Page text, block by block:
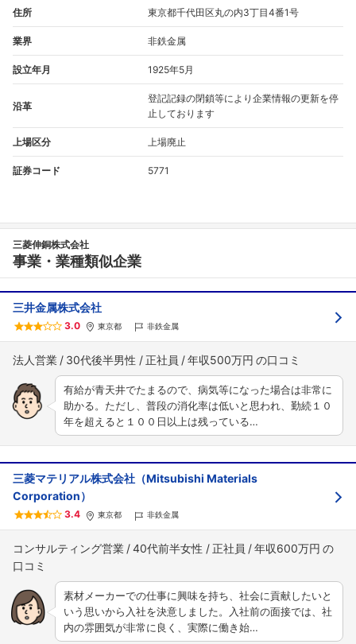
住所 東京都千代田区丸の内3丁目4番1号
業界 非鉄金属
設立年月 1925年5月
沿革
登記記録の閉鎖等により企業情報の更新を停
止しております
上場区分 上場廃止
証券コード 5771
三菱伸銅株式会社
事業・業種類似企業
三井金属株式会社
3.0 東京都 非鉄金属
法人営業 30代後半男性 正社員 年収500万円
有給が青天井でたまるので、病気等になった場合は非常に
助かる。ただし、普段の消化率は低いと思われ、勤続１０
年を超えると１００日以上は残っている…
三菱マテリアル株式会社（Mitsubishi Materials
Corporation）
3.4 東京都 非鉄金属
コンサルティング営業 40代前半女性 正社員 年収600万円
素材メーカーでの仕事に興味を持ち、社会に貢献したいと
いう思いから入社を決意しました。入社前の面接では、社
内の雰囲気が非常に良く、実際に働き始…